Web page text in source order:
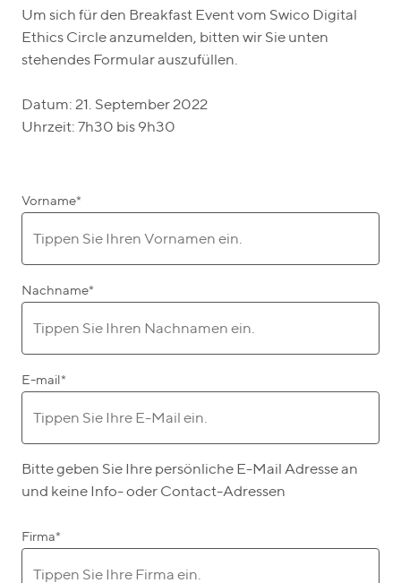
Um sich für den Breakfast Event vom Swico Digital
Ethics Circle anzumelden, bitten wir Sie unten
stehendes Formular auszufüllen.
Datum: 21. September 2022
Uhrzeit: 7h30 bis 9h30
Vorname*
Nachname*
E-mail *
Bitte geben Sie Ihre persönliche E-Mail Adresse an
und keine Info- oder Contact-Adressen
Firma*